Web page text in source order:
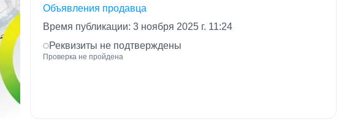
Объявления продавца
Время публикации: 3 ноября 2025 г. 11:24
Реквизиты не подтверждены
Проверка не пройдена